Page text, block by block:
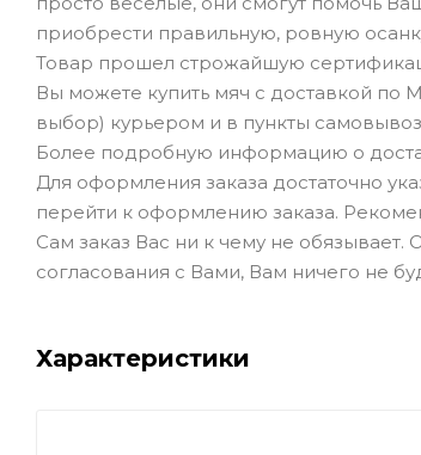
приобрести правильную, ровную
Товар прошел строжайшую
Вы можете купить мяч с доставкой
выбор) курьером и в пункты
Более подробную информацию о
Для оформления заказа достаточно
перейти к оформлению заказа.
Сам заказ Вас ни к чему не
согласования с Вами, Вам ничего не
Характеристики